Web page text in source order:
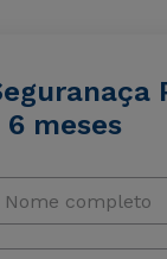
meses
Nome completo